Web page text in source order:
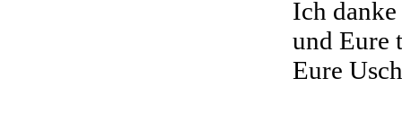
Ich
und Eure
Eure